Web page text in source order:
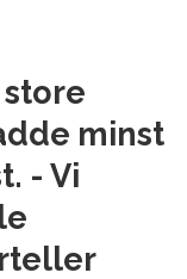
store
minst
- Vi